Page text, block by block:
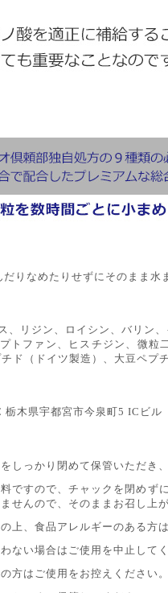
りなめたりせずにそのまま水
、リジン、ロイシン、バリン
トファン、ヒスチジン、微粒
ド（ドイツ製造）、大豆ペプ
栃木県宇都宮市今泉町5 ICビル
しっかり閉めて保管いただき
ですので、チャックを閉めず
せんので、そのままお召し上
上、食品アレルギーのある方
ない場合はご使用を中止してく
方はご使用をお控えください。